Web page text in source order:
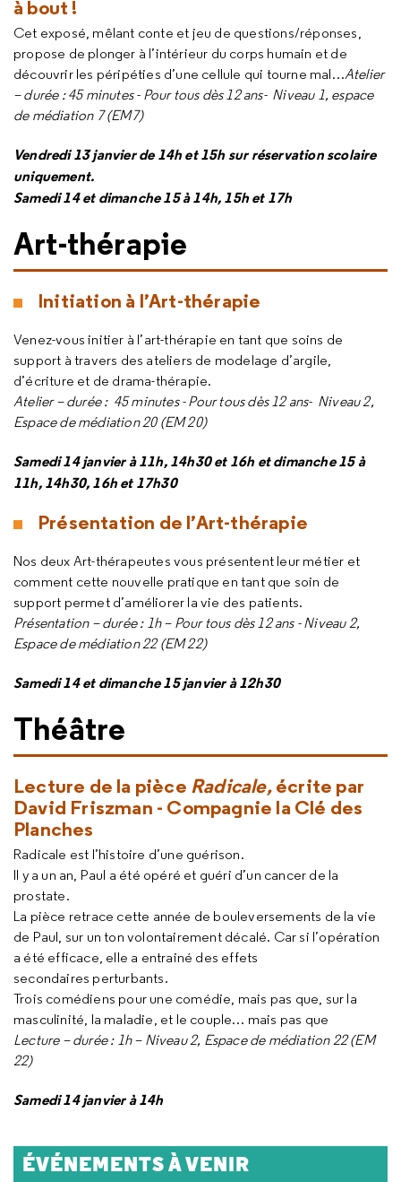
à bout !
Cet exposé, mêlant conte et jeu de questions/réponses,
propose de plonger à l’intérieur du corps humain et de
découvrir les péripéties d’une cellule qui tourne mal…Atelier
– durée : 45 minutes - Pour tous dès 12 ans- Niveau 1, espace
de médiation 7 (EM7)
Vendredi 13 janvier de 14h et 15h sur réservation scolaire
uniquement.
Samedi 14 et dimanche 15 à 14h, 15h et 17h
Art-thérapie
Initiation à l’Art-thérapie
Venez-vous initier à l’art-thérapie en tant que soins de
support à travers des ateliers de modelage d’argile,
d’écriture et de drama-thérapie.
Atelier – durée : 45 minutes - Pour tous dès 12 ans- Niveau 2,
Espace de médiation 20 (EM 20)
Samedi 14 janvier à 11h, 14h30 et 16h et dimanche 15 à
11h, 14h30, 16h et 17h30
Présentation de l’Art-thérapie
Nos deux Art-thérapeutes vous présentent leur métier et
comment cette nouvelle pratique en tant que soin de
support permet d’améliorer la vie des patients.
Présentation – durée : 1h – Pour tous dès 12 ans - Niveau 2,
Espace de médiation 22 (EM 22)
Samedi 14 et dimanche 15 janvier à 12h30
Théâtre
Lecture de la pièce Radicale,écrite par
David Friszman - Compagnie la Clé des
Planches
Radicale est l’histoire d’une guérison.
Il y a un an, Paul a été opéré et guéri d’un cancer de la
prostate.
La pièce retrace cette année de bouleversements de la vie
de Paul, sur un ton volontairement décalé. Car si l’opération
a été efficace, elle a entrainé des effets
secondaires perturbants.
Trois comédiens pour une comédie, mais pas que, sur la
masculinité, la maladie, et le couple… mais pas que
Lecture – durée : 1h – Niveau 2, Espace de médiation 22 (EM
22)
Samedi 14 janvier à 14h
ÉVÉNEMENTS À VENIR